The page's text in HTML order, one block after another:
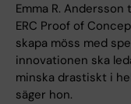
Emma R.
ERC Proof of
skapa möss med
innovationen ska
minska drastiskt i
säger hon.